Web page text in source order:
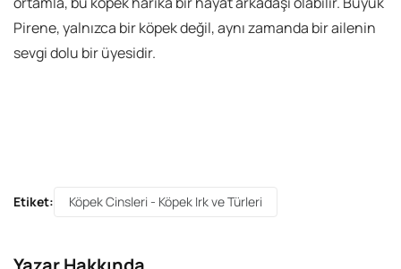
Pirene, yalnızca bir köpek değil, aynı zamanda bir ailenin
sevgi dolu bir üyesidir.
Etiket: Köpek Cinsleri - Köpek Irk ve Türleri